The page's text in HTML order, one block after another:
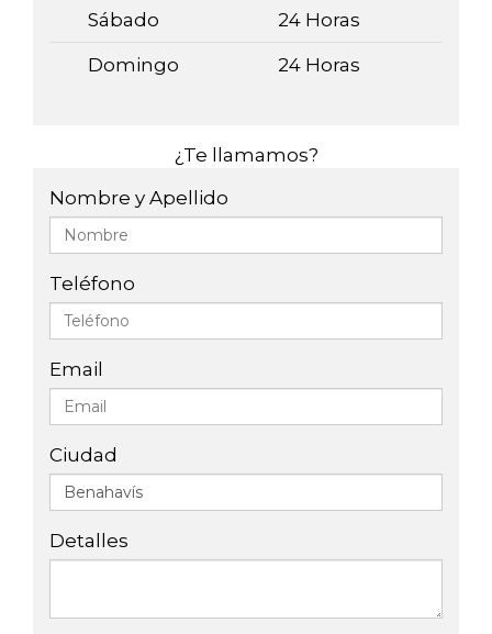
Sábado 24 Horas
Domingo 24 Horas
¿Te llamamos?
Nombre y Apellido
Teléfono
Email
Ciudad
Detalles